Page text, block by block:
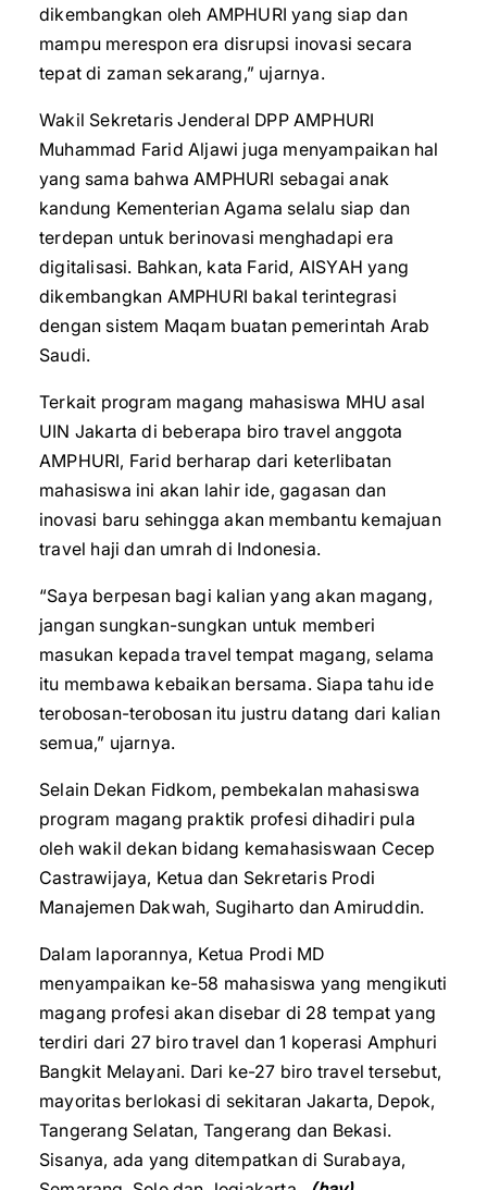
dikembangkan oleh AMPHURI yang siap dan
mampu merespon era disrupsi inovasi secara
tepat di zaman sekarang,” ujarnya.
Wakil Sekretaris Jenderal DPP AMPHURI
Muhammad Farid Aljawi juga menyampaikan hal
yang sama bahwa AMPHURI sebagai anak
kandung Kementerian Agama selalu siap dan
terdepan untuk berinovasi menghadapi era
digitalisasi. Bahkan, kata Farid, AISYAH yang
dikembangkan AMPHURI bakal terintegrasi
dengan sistem Maqam buatan pemerintah Arab
Saudi.
Terkait program magang mahasiswa MHU asal
UIN Jakarta di beberapa biro travel anggota
AMPHURI, Farid berharap dari keterlibatan
mahasiswa ini akan lahir ide, gagasan dan
inovasi baru sehingga akan membantu kemajuan
travel haji dan umrah di Indonesia.
“Saya berpesan bagi kalian yang akan magang,
jangan sungkan-sungkan untuk memberi
masukan kepada travel tempat magang, selama
itu membawa kebaikan bersama. Siapa tahu ide
terobosan-terobosan itu justru datang dari kalian
semua,” ujarnya.
Selain Dekan Fidkom, pembekalan mahasiswa
program magang praktik profesi dihadiri pula
oleh wakil dekan bidang kemahasiswaan Cecep
Castrawijaya, Ketua dan Sekretaris Prodi
Manajemen Dakwah, Sugiharto dan Amiruddin.
Dalam laporannya, Ketua Prodi MD
menyampaikan ke-58 mahasiswa yang mengikuti
magang profesi akan disebar di 28 tempat yang
terdiri dari 27 biro travel dan 1 koperasi Amphuri
Bangkit Melayani. Dari ke-27 biro travel tersebut,
mayoritas berlokasi di sekitaran Jakarta, Depok,
Tangerang Selatan, Tangerang dan Bekasi.
Sisanya, ada yang ditempatkan di Surabaya,